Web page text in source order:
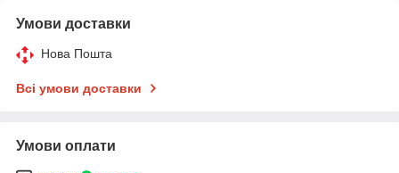
Умови доставки
Нова Пошта
Всі умови доставки
Умови оплати